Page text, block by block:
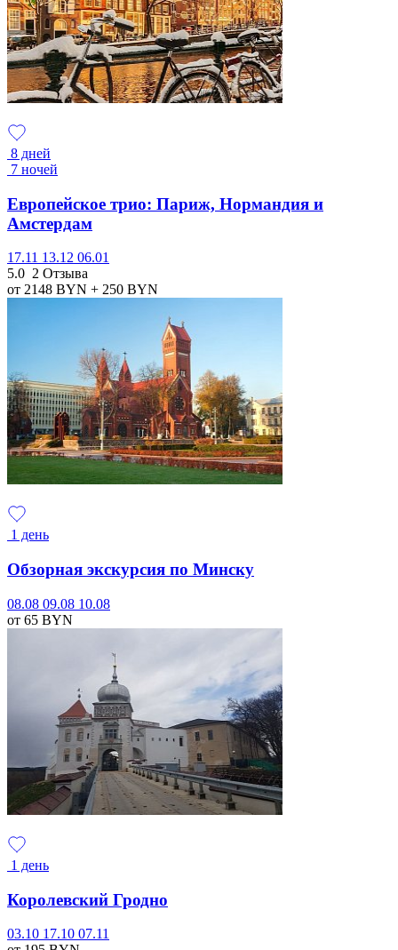
8 дней
7 ночей
Европейское трио: Париж, Нормандия и
Амстердам
17.11 13.12 06.01
5.0 2 Отзыва
от 2148 BYN + 250 BYN
1 день
Обзорная экскурсия по Минску
08.08 09.08 10.08
от 65 BYN
1 день
Королевский Гродно
03.10 17.10 07.11